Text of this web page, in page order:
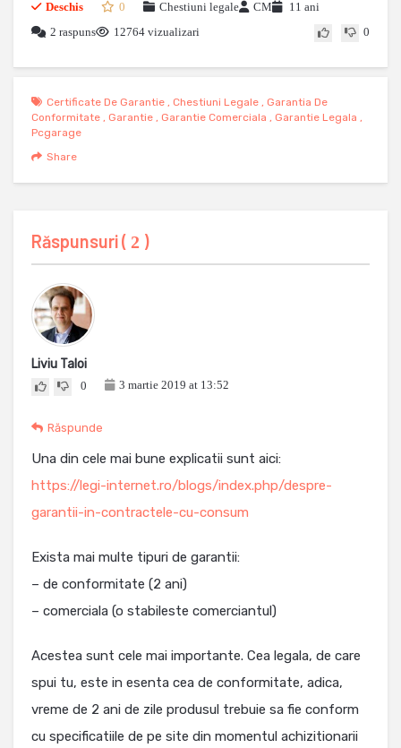
Deschis 0 Chestiuni legale CM
11 ani
2 raspuns
12764 vizualizari 0
Certificate De Garantie , Chestiuni Legale , Garantia De
Conformitate , Garantie , Garantie Comerciala , Garantie Legala ,
Pcgarage
Share
Răspunsuri ( 2 )
Liviu Taloi
0 3 martie 2019 at 13:52
Răspunde
Una din cele mai bune explicatii sunt aici:
https://legi-internet.ro/blogs/index.php/despre-
garantii-in-contractele-cu-consum
Exista mai multe tipuri de garantii:
– de conformitate (2 ani)
– comerciala (o stabileste comerciantul)
Acestea sunt cele mai importante. Cea legala, de care
spui tu, este in esenta cea de conformitate, adica,
vreme de 2 ani de zile produsul trebuie sa fie conform
cu specificatiile de pe site din momentul achizitionarii